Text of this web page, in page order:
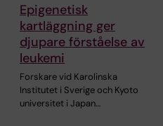
Epigenetisk
kartläggning ger
djupare förståelse av
leukemi
Forskare vid Karolinska
Institutet i Sverige och Kyoto
universitet i Japan…